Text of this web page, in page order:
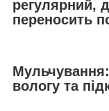
регулярний,
переносить
Мульчування:
вологу та